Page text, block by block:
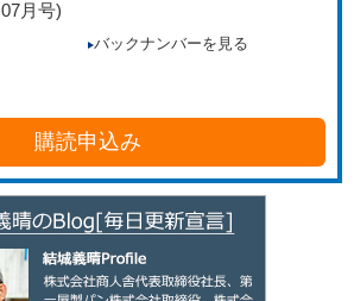
07月号)
バックナンバーを見る
購読申込み